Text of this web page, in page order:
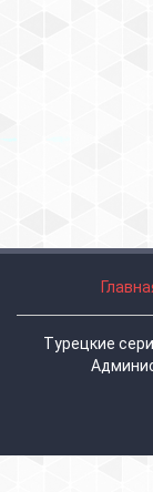
Турецкие